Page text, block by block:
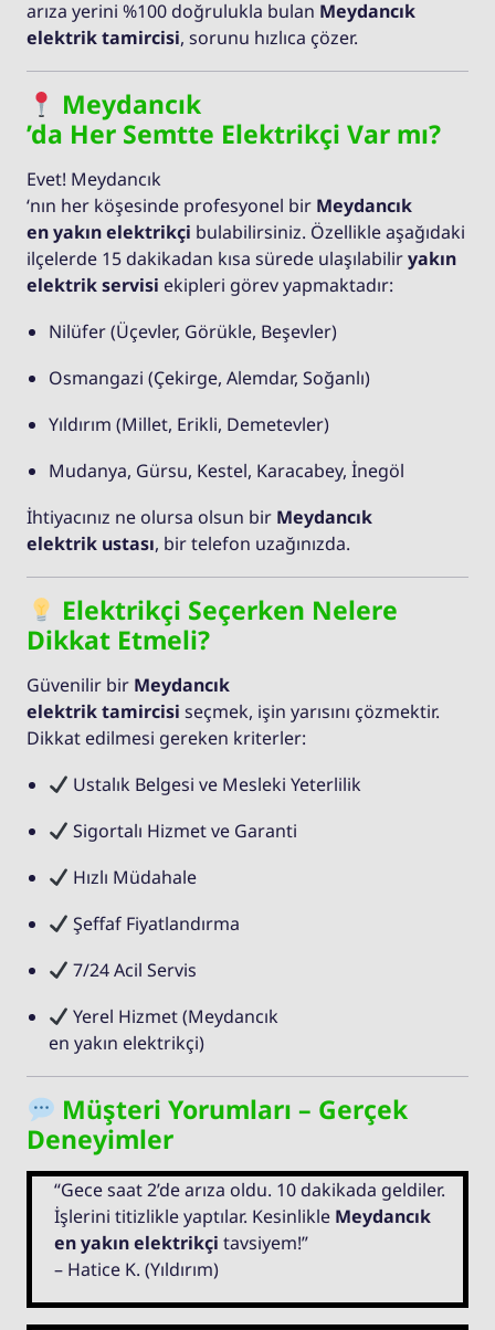
arıza yerini %100 doğrulukla bulan Meydancık
elektrik tamircisi, sorunu hızlıca çözer.
Meydancık
’da Her Semtte Elektrikçi Var mı?
Evet! Meydancık
‘nın her köşesinde profesyonel bir Meydancık
en yakın elektrikçi bulabilirsiniz. Özellikle aşağıdaki
ilçelerde 15 dakikadan kısa sürede ulaşılabiliryakın
elektrik servisi ekipleri görev yapmaktadır:
Nilüfer (Üçevler, Görükle, Beşevler)
Osmangazi (Çekirge, Alemdar, Soğanlı)
Yıldırım (Millet, Erikli, Demetevler)
Mudanya, Gürsu, Kestel, Karacabey, İnegöl
İhtiyacınız ne olursa olsun bir Meydancık
elektrik ustası, bir telefon uzağınızda.
Elektrikçi Seçerken Nelere
Dikkat Etmeli?
Güvenilir bir Meydancık
elektrik tamircisi seçmek, işin yarısını çözmektir.
Dikkat edilmesi gereken kriterler:
Ustalık Belgesi ve Mesleki Yeterlilik
Sigortalı Hizmet ve Garanti
Hızlı Müdahale
Şeffaf Fiyatlandırma
7/24 Acil Servis
Yerel Hizmet (Meydancık
en yakın elektrikçi)
Müşteri Yorumları – Gerçek
Deneyimler
“Gece saat 2’de arıza oldu. 10 dakikada geldiler.
İşlerini titizlikle yaptılar. Kesinlikle Meydancık
en yakın elektrikçi tavsiyem!”
– Hatice K. (Yıldırım)